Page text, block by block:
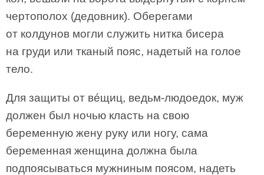
чертополох (дедовник). Оберегами
от колдунов могли служить нитка бисера
на груди или тканый пояс, надетый на голое
тело.
Для защиты от вéщиц, ведьм-людоедок, муж
должен был ночью класть на свою
беременную жену руку или ногу, сама
беременная женщина должна была
подпоясываться мужниным поясом, надеть